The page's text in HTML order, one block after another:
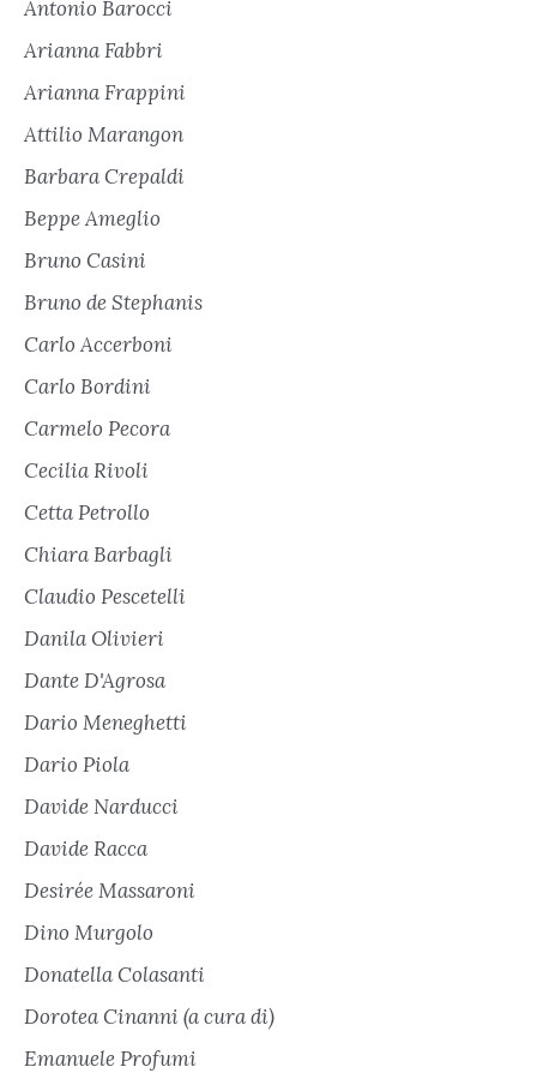
Antonio Barocci
Arianna Fabbri
Arianna Frappini
Attilio Marangon
Barbara Crepaldi
Beppe Ameglio
Bruno Casini
Bruno de Stephanis
Carlo Accerboni
Carlo Bordini
Carmelo Pecora
Cecilia Rivoli
Cetta Petrollo
Chiara Barbagli
Claudio Pescetelli
Danila Olivieri
Dante D'Agrosa
Dario Meneghetti
Dario Piola
Davide Narducci
Davide Racca
Desirée Massaroni
Dino Murgolo
Donatella Colasanti
Dorotea Cinanni (a cura di)
Emanuele Profumi